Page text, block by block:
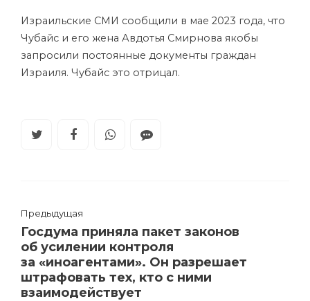
Израильские СМИ сообщили в мае 2023 года, что
Чубайс и его жена Авдотья Смирнова якобы
запросили постоянные документы граждан
Израиля. Чубайс это отрицал.
Предыдущая
Госдума приняла пакет законов
об усилении контроля
за «иноагентами». Он разрешает
штрафовать тех, кто с ними
взаимодействует